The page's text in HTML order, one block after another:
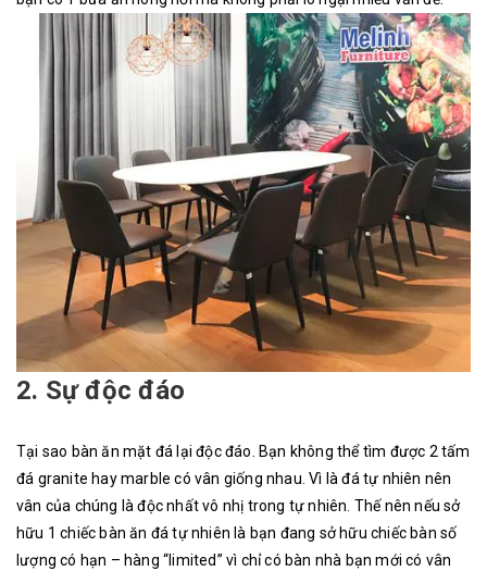
2. Sự độc đáo
Tại sao bàn ăn mặt đá lại độc đáo. Bạn không thể tìm được 2 tấm
đá granite hay marble có vân giống nhau. Vì là đá tự nhiên nên
vân của chúng là độc nhất vô nhị trong tự nhiên. Thế nên nếu sở
hữu 1 chiếc bàn ăn đá tự nhiên là bạn đang sở hữu chiếc bàn số
lượng có hạn – hàng “limited” vì chỉ có bàn nhà bạn mới có vân